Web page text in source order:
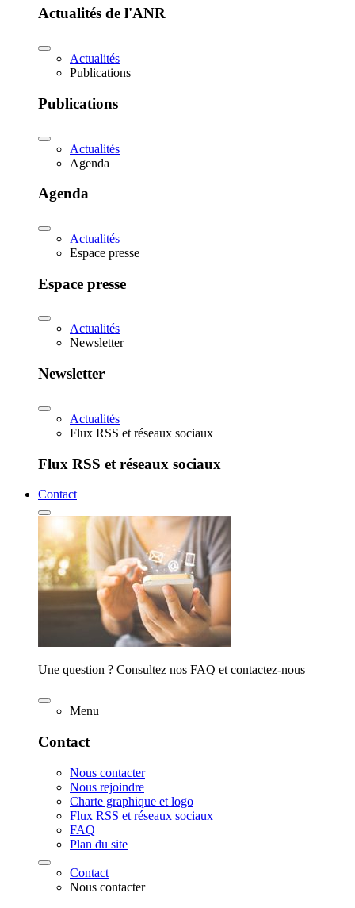
Actualités de l'ANR
Actualités
Publications
Publications
Actualités
Agenda
Agenda
Actualités
Espace presse
Espace presse
Actualités
Newsletter
Newsletter
Actualités
Flux RSS et réseaux sociaux
Flux RSS et réseaux sociaux
Contact
Une question ? Consultez nos FAQ et contactez-nous
Menu
Contact
Nous contacter
Nous rejoindre
Charte graphique et logo
Flux RSS et réseaux sociaux
FAQ
Plan du site
Contact
Nous contacter